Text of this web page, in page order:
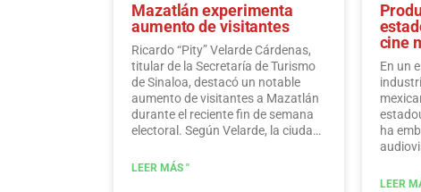
Mazatlán experimenta
aumento de visitantes
Ricardo “Pity” Velarde Cárdenas,
titular de la Secretaría de Turismo
de Sinaloa, destacó un notable
aumento de visitantes a Mazatlán
durante el reciente fin de semana
electoral. Según Velarde, la ciudad
significativo en los niveles de
LEER MÁS "
cine
En un
ha
LEER